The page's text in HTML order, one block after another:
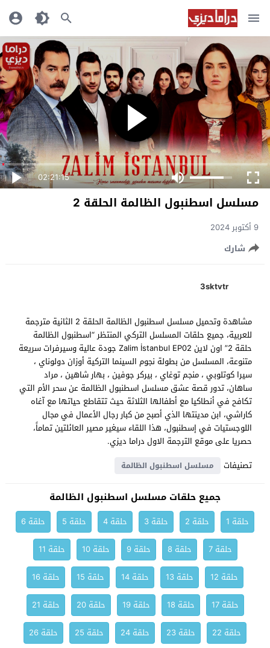
02:21:15
مسلسل اسطنبول الظالمة الحلقة 2
9 أكتوبر 2024
شارك
3sktvtr
مشاهدة وتحميل مسلسل اسطنبول الظالمة الحلقة 2 الثانية مترجمة
للعربية، جميع حلقات المسلسل التركي المنتظر “اسطنبول الظالمة
حلقة 2” اون لاين Zalim İstanbul EP02 جودة عالية وسيرفرات سريعة
متنوعة، المسلسل من بطولة نجوم السينما التركية أوزان دولوناي ،
سيرا كوتلوبي ، منجم توغاي ، بيركر جوفين ، بهار شاهين ، مراد
ساهان، تدور قصة عشق مسلسل اسطنبول الظالمة عن سحر الأم التي
تكافح في أنطاكيا مع أطفالها الثلاثة حيث تتقاطع حياتها مع آغاه
كاراشي، ابن مدينتها الذي أصبح من كبار رجال الأعمال في مجال
اللوجستيات في إسطنبول، هذا اللقاء سيغير مصير العائلتين تماماً،
حصريا على موقع الترجمة الاول دراما ديزي.
تصنيفات
مسلسل اسطنبول الظالمة
جميع حلقات مسلسل اسطنبول الظالمة
حلقة 1 حلقة 2 حلقة 3 حلقة 4 حلقة 5
حلقة 6
حلقة 7
حلقة 8 حلقة 9 حلقة 10
حلقة 11
حلقة 12
حلقة 13 حلقة 14 حلقة 15
حلقة 16
حلقة 17
حلقة 18 حلقة 19 حلقة 20
حلقة 21
حلقة 22
حلقة 23 حلقة 24 حلقة 25
حلقة 26